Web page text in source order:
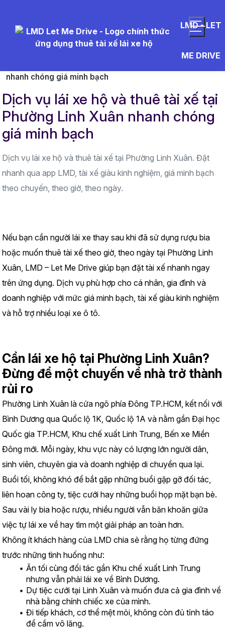
LMD - LET
ME DRIVE
nhanh chóng giá minh bạch
Dịch vụ lái xe hộ và thuê tài xế tại
Phường Linh Xuân nhanh chóng
giá minh bạch
Dịch vụ lái xe hộ và thuê tài xế tại Phường Linh Xuân. Đặt
nhanh qua app LMD, tài xế giàu kinh nghiệm, giá minh bạch
theo chuyến, theo giờ, theo ngày.
Nếu bạn cần người lái xe thay sau khi đã sử dụng rượu bia
hoặc muốn thuê tài xế theo giờ, theo ngày tại Phường Linh
Xuân, LMD – Let Me Drive giúp bạn đặt tài xế nhanh ngay
trên ứng dụng. Dịch vụ phù hợp cho cá nhân, gia đình và
doanh nghiệp với mức giá minh bạch, tài xế giàu kinh nghiệm
và hỗ trợ nhiều loại xe ô tô.
Cần lái xe hộ tại Phường Linh Xuân?
Đừng để một chuyến về nhà trở thành
rủi ro
Phường Linh Xuân là cửa ngõ phía Đông TP.HCM, kết nối với
Bình Dương qua Quốc lộ 1K, Quốc lộ 1A và nằm gần Đại học
Quốc gia TP.HCM, Khu chế xuất Linh Trung, Bến xe Miền
Đông mới. Mỗi ngày, khu vực này có lượng lớn người dân,
sinh viên, chuyên gia và doanh nghiệp di chuyển qua lại.
Buổi tối, không khó để bắt gặp những buổi gặp gỡ đối tác,
liên hoan công ty, tiệc cưới hay những buổi họp mặt bạn bè.
Sau vài ly bia hoặc rượu, nhiều người vẫn băn khoăn giữa
việc tự lái xe về hay tìm một giải pháp an toàn hơn.
Không ít khách hàng của LMD chia sẻ rằng họ từng đứng
trước những tình huống như:
Ăn tối cùng đối tác gần Khu chế xuất Linh Trung
nhưng vẫn phải lái xe về Bình Dương.
Dự tiệc cưới tại Linh Xuân và muốn đưa cả gia đình về
nhà bằng chính chiếc xe của mình.
Đi tiếp khách, cơ thể mệt mỏi, không còn đủ tỉnh táo
để cầm vô lăng.